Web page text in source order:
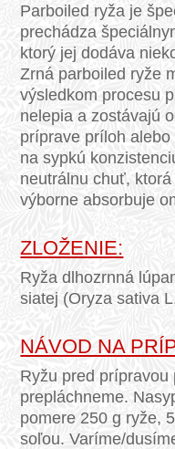
Parboiled ryža je
prechádza
ktorý jej dodáva
Zrná parboiled ryže
výsledkom procesu
nelepia a zostávajú
príprave príloh
na sypkú
neutrálnu chuť,
výborne absorbuje
ZLOŽENIE:
Ryža dlhozrnná
siatej (Oryza sativa
NÁVOD NA
Ryžu pred
prepláchneme.
pomere 250 g ryže,
soľou. Varíme/